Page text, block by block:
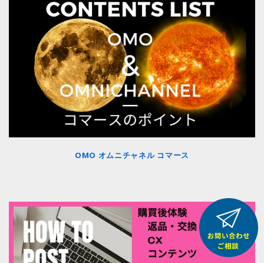
OMO オムニチャネル コマース